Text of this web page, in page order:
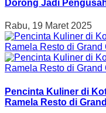
Dorong Jadi
Rabu, 19 Maret 2025
Pencinta Kuliner di
Ramela Resto di